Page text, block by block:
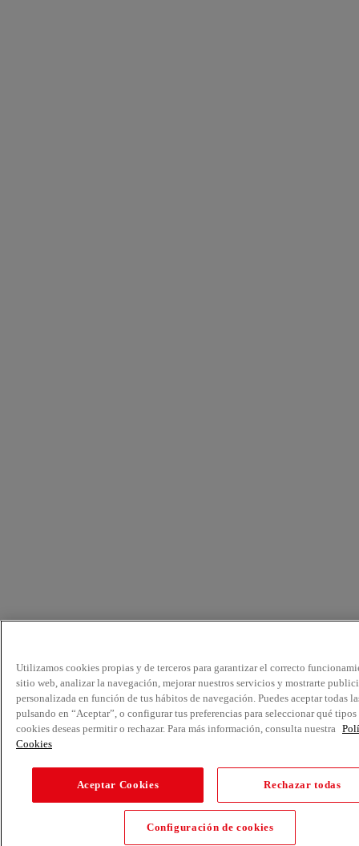
Utilizamos cookies propias y de terceros para garantizar el correcto
sitio web, analizar la navegación, mejorar nuestros servicios y mostrarte
personalizada en función de tus hábitos de navegación. Puedes aceptar todas
pulsando en “Aceptar”, o configurar tus preferencias para seleccionar qué tipos
cookies deseas permitir o rechazar. Para más información, consulta nuestra
Cookies
Aceptar Cookies Rechazar todas
Configuración de cookies